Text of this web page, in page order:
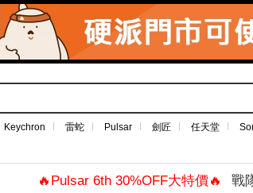
Keychron 雷蛇 Pulsar 劍匠 任天堂
🔥Pulsar 6th 30%OFF大特價🔥 戰